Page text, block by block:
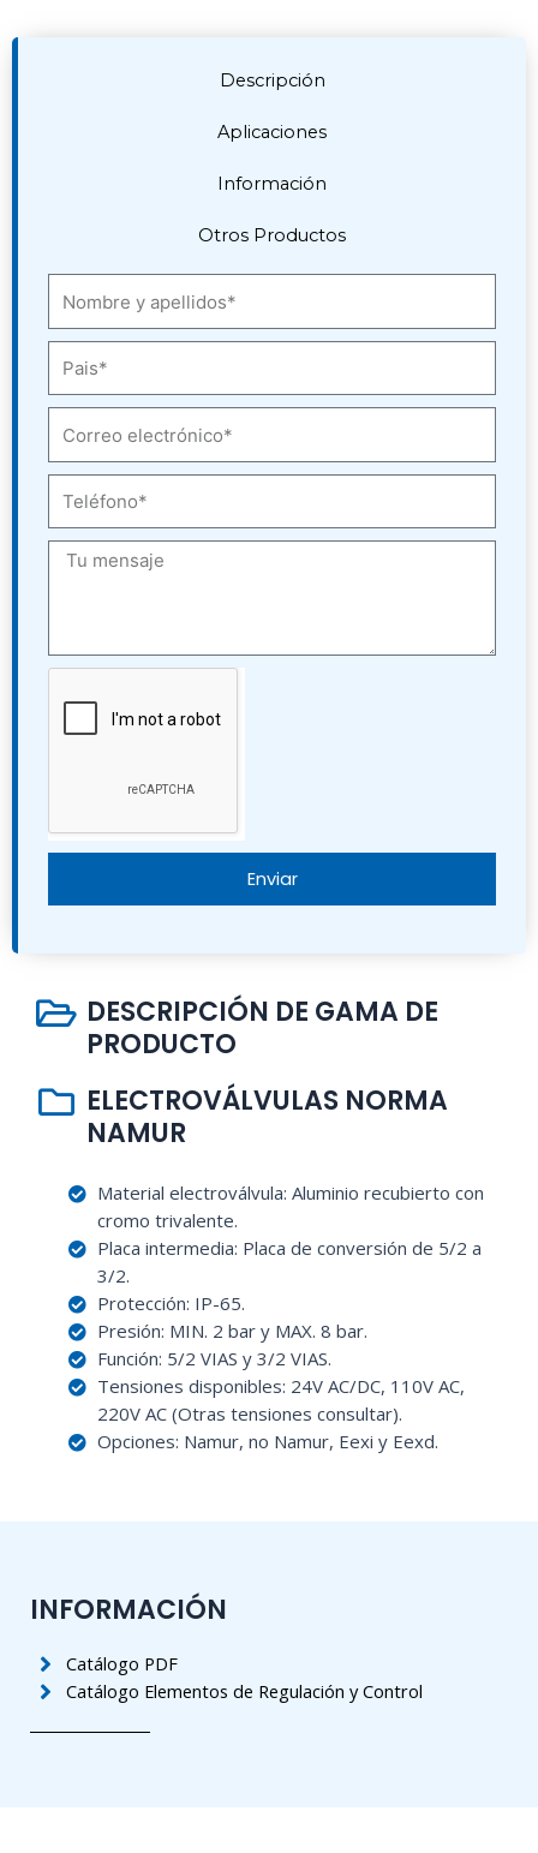
Descripción
Aplicaciones
Información
Otros Productos
Enviar
DESCRIPCIÓN DE GAMA DE
PRODUCTO
ELECTROVÁLVULAS NORMA
NAMUR
Material electroválvula: Aluminio recubierto con
cromo trivalente.
Placa intermedia: Placa de conversión de 5/2 a
3/2.
Protección: IP-65.
Presión: MIN. 2 bar y MAX. 8 bar.
Función: 5/2 VIAS y 3/2 VIAS.
Tensiones disponibles: 24V AC/DC, 110V AC,
220V AC (Otras tensiones consultar).
Opciones: Namur, no Namur, Eexi y Eexd.
INFORMACIÓN
Catálogo PDF
Catálogo Elementos de Regulación y Control